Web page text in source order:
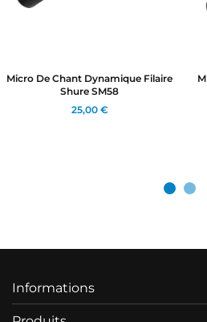
Micro De Chant Dynamique Filaire
Shure SM58
25,00 €
Informations